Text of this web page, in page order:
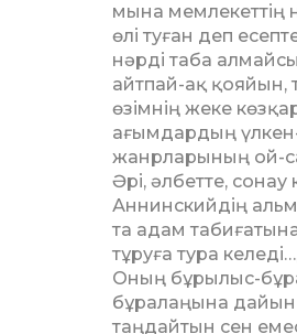
мына мемлекет­тің
өлі туған деп
нәрді таба
айтпай-ақ қояйын,
өзімнің жеке
ағымдардың үлкен-
жанрларының ой-
Әрі, әлбетте, сонау
Аннинскийдің
та адам
тұруға тура
Оның бұрылыс-
бұралаңына дайын
таңдайтын сен